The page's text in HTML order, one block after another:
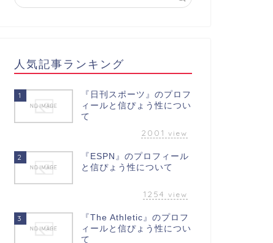
人気記事ランキング
1
『日刊スポーツ』のプロフ
ィールと信ぴょう性につい
て
2001 view
2
『ESPN』のプロフィール
と信ぴょう性について
1254 view
3
『The Athletic』のプロフ
ィールと信ぴょう性につい
て